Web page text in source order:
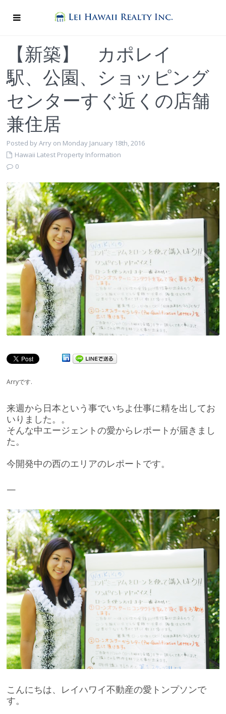
【新築】 カポレイ
駅、公園、ショッピング
センターすぐ近くの店舗
兼住居
Posted by Arry on Monday January 18th, 2016
Hawaii Latest Property Information
0
Arryです.
来週から日本という事でいちよ仕事に精を出してお
いりました。。
そんな中エージェントの愛からレポートが届きまし
た。
今開発中の西のエリアのレポートです。
—
こんにちは、レイハワイ不動産の愛トンプソンで
す。